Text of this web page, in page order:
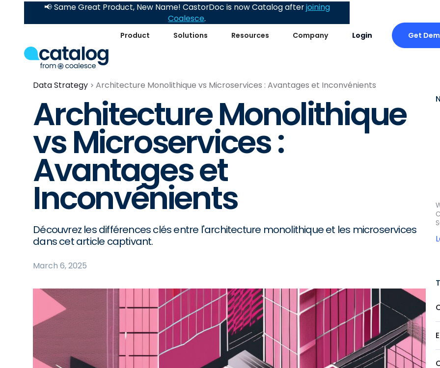
Product Solutions Resources Company Login Get
📢 Same Great Product, New Name! CastorDoc is now Catalog afterjoining
Coalesce.
Data Strategy Architecture Monolithique vs Microservices : Avantages et Inconvénients
Architecture Monolithique
vs Microservices :
Avantages et
Inconvénients
Découvrez les différences clés entre l'architecture monolithique et les microservices
dans cet article captivant.
March 6, 2025